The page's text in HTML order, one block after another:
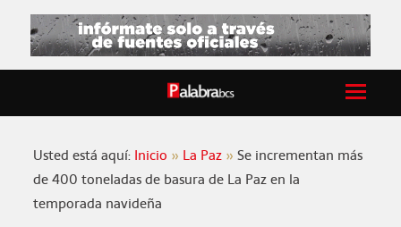
Usted está aquí: Inicio La Paz
Se incrementan más
de 400 toneladas de basura de La Paz en la
temporada navideña